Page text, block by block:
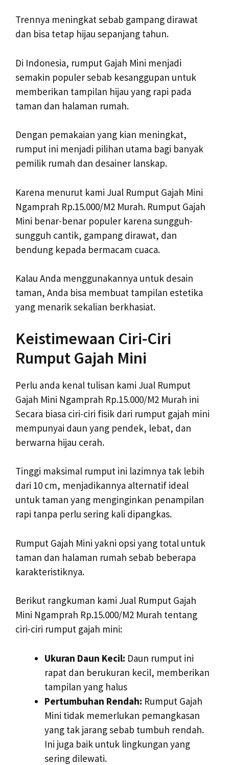
Trennya meningkat sebab gampang dirawat
dan bisa tetap hijau sepanjang tahun.
Di Indonesia, rumput Gajah Mini menjadi
semakin populer sebab kesanggupan untuk
memberikan tampilan hijau yang rapi pada
taman dan halaman rumah.
Dengan pemakaian yang kian meningkat,
rumput ini menjadi pilihan utama bagi banyak
pemilik rumah dan desainer lanskap.
Karena menurut kami Jual Rumput Gajah Mini
Ngamprah Rp.15.000/M2 Murah. Rumput Gajah
Mini benar-benar populer karena sungguh-
sungguh cantik, gampang dirawat, dan
bendung kepada bermacam cuaca.
Kalau Anda menggunakannya untuk desain
taman, Anda bisa membuat tampilan estetika
yang menarik sekalian berkhasiat.
Keistimewaan Ciri-Ciri
Rumput Gajah Mini
Perlu anda kenal tulisan kami Jual Rumput
Gajah Mini Ngamprah Rp.15.000/M2 Murah ini
Secara biasa ciri-ciri fisik dari rumput gajah mini
mempunyai daun yang pendek, lebat, dan
berwarna hijau cerah.
Tinggi maksimal rumput ini lazimnya tak lebih
dari 10 cm, menjadikannya alternatif ideal
untuk taman yang menginginkan penampilan
rapi tanpa perlu sering kali dipangkas.
Rumput Gajah Mini yakni opsi yang total untuk
taman dan halaman rumah sebab beberapa
karakteristiknya.
Berikut rangkuman kami Jual Rumput Gajah
Mini Ngamprah Rp.15.000/M2 Murah tentang
ciri-ciri rumput gajah mini:
Ukuran Daun Kecil: Daun rumput ini
rapat dan berukuran kecil, memberikan
tampilan yang halus
Pertumbuhan Rendah: Rumput Gajah
Mini tidak memerlukan pemangkasan
yang tak jarang sebab tumbuh rendah.
Ini juga baik untuk lingkungan yang
sering dilewati.